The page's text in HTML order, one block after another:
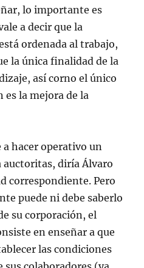
lo importante es
a decir que la
ordenada al trabajo,
la única finalidad de la
así corno el único
es la mejora de la
hacer operativo un
diría Álvaro
correspondiente. Pero
puede ni debe saberlo
su corporación, el
en enseñar a que
las condiciones